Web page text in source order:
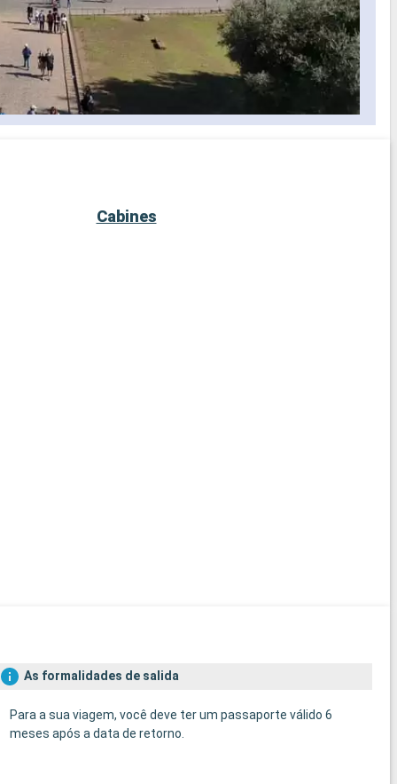
Cabines
As formalidades de salida
Para a sua viagem, você deve ter um passaporte válido 6
meses após a data de retorno.